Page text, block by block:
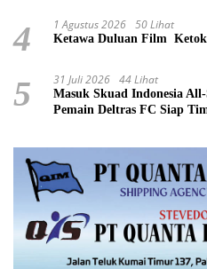
4 1 Agustus 2026 50 Lihat
Ketawa Duluan Film
5 31 Juli 2026 44 Lihat
Masuk Skuad Indonesia
Pemain Deltras FC Siap